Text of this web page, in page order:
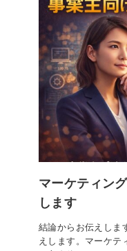
マーケティン
します
結論からお伝えしま
えします。マーケテ